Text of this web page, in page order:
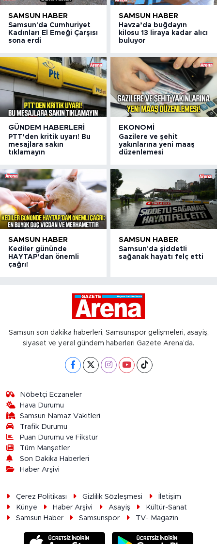
SAMSUN HABER
Samsun'da Cumhuriyet
Kadınları El Emeği Çarşısı
sona erdi
SAMSUN HABER
Havza’da buğdayın
kilosu 13 liraya kadar alıcı
buluyor
GÜNDEM HABERLERI
PTT’den kritik uyarı! Bu
mesajlara sakın
tıklamayın
EKONOMI
Gazilere ve şehit
yakınlarına yeni maaş
düzenlemesi
SAMSUN HABER
Kediler gününde
HAYTAP’dan önemli
çağrı!
SAMSUN HABER
Samsun'da şiddetli
sağanak hayatı felç etti
Samsun son dakika haberleri, Samsunspor gelişmeleri, asayiş,
siyaset ve yerel gündem haberleri Gazete Arena’da.
Nöbetçi Eczaneler
Hava Durumu
Samsun Namaz Vakitleri
Trafik Durumu
Puan Durumu ve Fikstür
Tüm Manşetler
Son Dakika Haberleri
Haber Arşivi
Çerez Politikası Gizlilik Sözleşmesi
İletişim
Künye
Haber Arşivi Asayiş
Kültür-Sanat
Samsun Haber
Samsunspor TV- Magazin